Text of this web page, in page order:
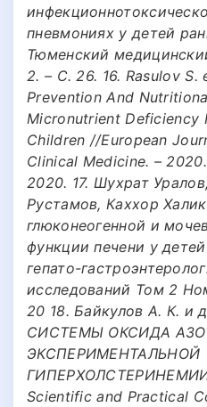
пневмониях у детей
Тюменский
2. – С. 26. 16. Rasulov S.
Prevention And
Micronutrient Deficiency
Children //European
Clinical Medicine. –
2020. 17. Шухрат
Рустамов, Каххор
глюконеогенной и
функции печени у
гепато-
исследований Том 2
20 18. Байкулов А. К. и
СИСТЕМЫ ОКСИДА
ЭКСПЕРИМЕНТАЛЬНОЙ
Scientific and Practical